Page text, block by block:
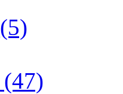
(5)
(47)